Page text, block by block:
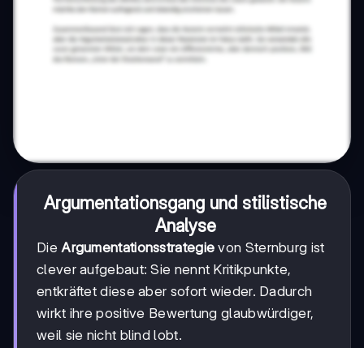
Argumentationsgang und stilistische
Analyse
DieArgumentationsstrategie von Sternburg ist
clever aufgebaut: Sie nennt Kritikpunkte,
entkräftet diese aber sofort wieder. Dadurch
wirkt ihre positive Bewertung glaubwürdiger,
weil sie nicht blind lobt.